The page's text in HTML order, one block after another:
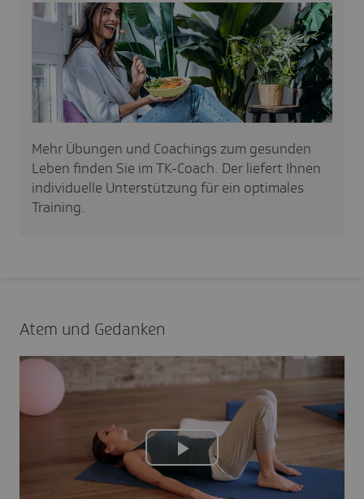
Mehr Übungen und Coachings zum gesunden
Leben finden Sie im TK-Coach. Der liefert Ihnen
individuelle Unterstützung für ein optimales
Training.
Atem und Gedanken
Play